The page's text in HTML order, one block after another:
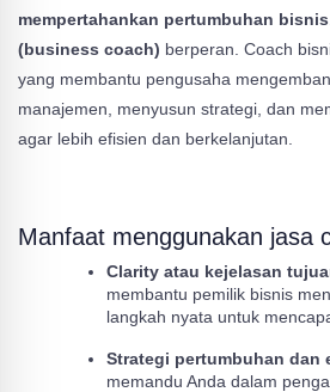
mempertahankan pertumbuhan bisnis
(business coach) berperan. Coach
yang membantu pengusaha
manajemen, menyusun strategi, dan
agar lebih efisien dan berkelanjutan.
Manfaat menggunakan jasa
Clarity atau kejelasan
membantu pemilik bisnis
langkah nyata untuk
Strategi pertumbuhan dan
memandu Anda dalam